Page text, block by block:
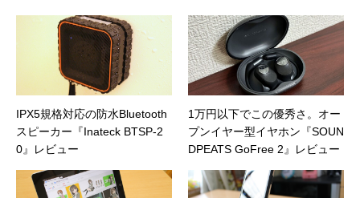
IPX5規格対応の防水Bluetooth
スピーカー『Inateck BTSP-2
0』レビュー
1万円以下でこの優秀さ。オー
プンイヤー型イヤホン『SOUN
DPEATS GoFree 2』レビュー